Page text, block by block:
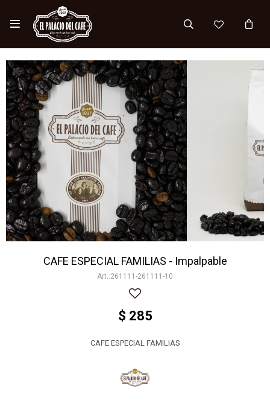

CAFE ESPECIAL FAMILIAS - Impalpable
261111-261111-10
$ 285
CAFE ESPECIAL FAMILIAS